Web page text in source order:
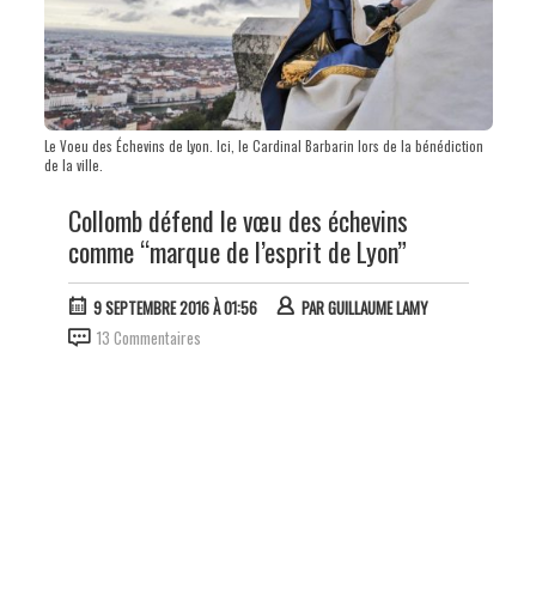
Le Voeu des Échevins de Lyon. Ici, le Cardinal Barbarin lors de la bénédiction
de la ville.
Collomb défend le vœu des échevins
comme “marque de l’esprit de Lyon”
9 SEPTEMBRE 2016 À 01:56 PARGUILLAUME LAMY
13 Commentaires